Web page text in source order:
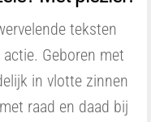
teksten
Geboren met
in vlotte zinnen
raad en daad bij